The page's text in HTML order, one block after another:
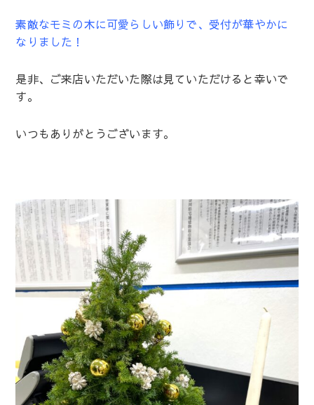
素敵なモミの木に可愛らしい飾りで、受付が華やかに
なりました！
是非、ご来店いただいた際は見ていただけると幸いで
す。
いつもありがとうございます。